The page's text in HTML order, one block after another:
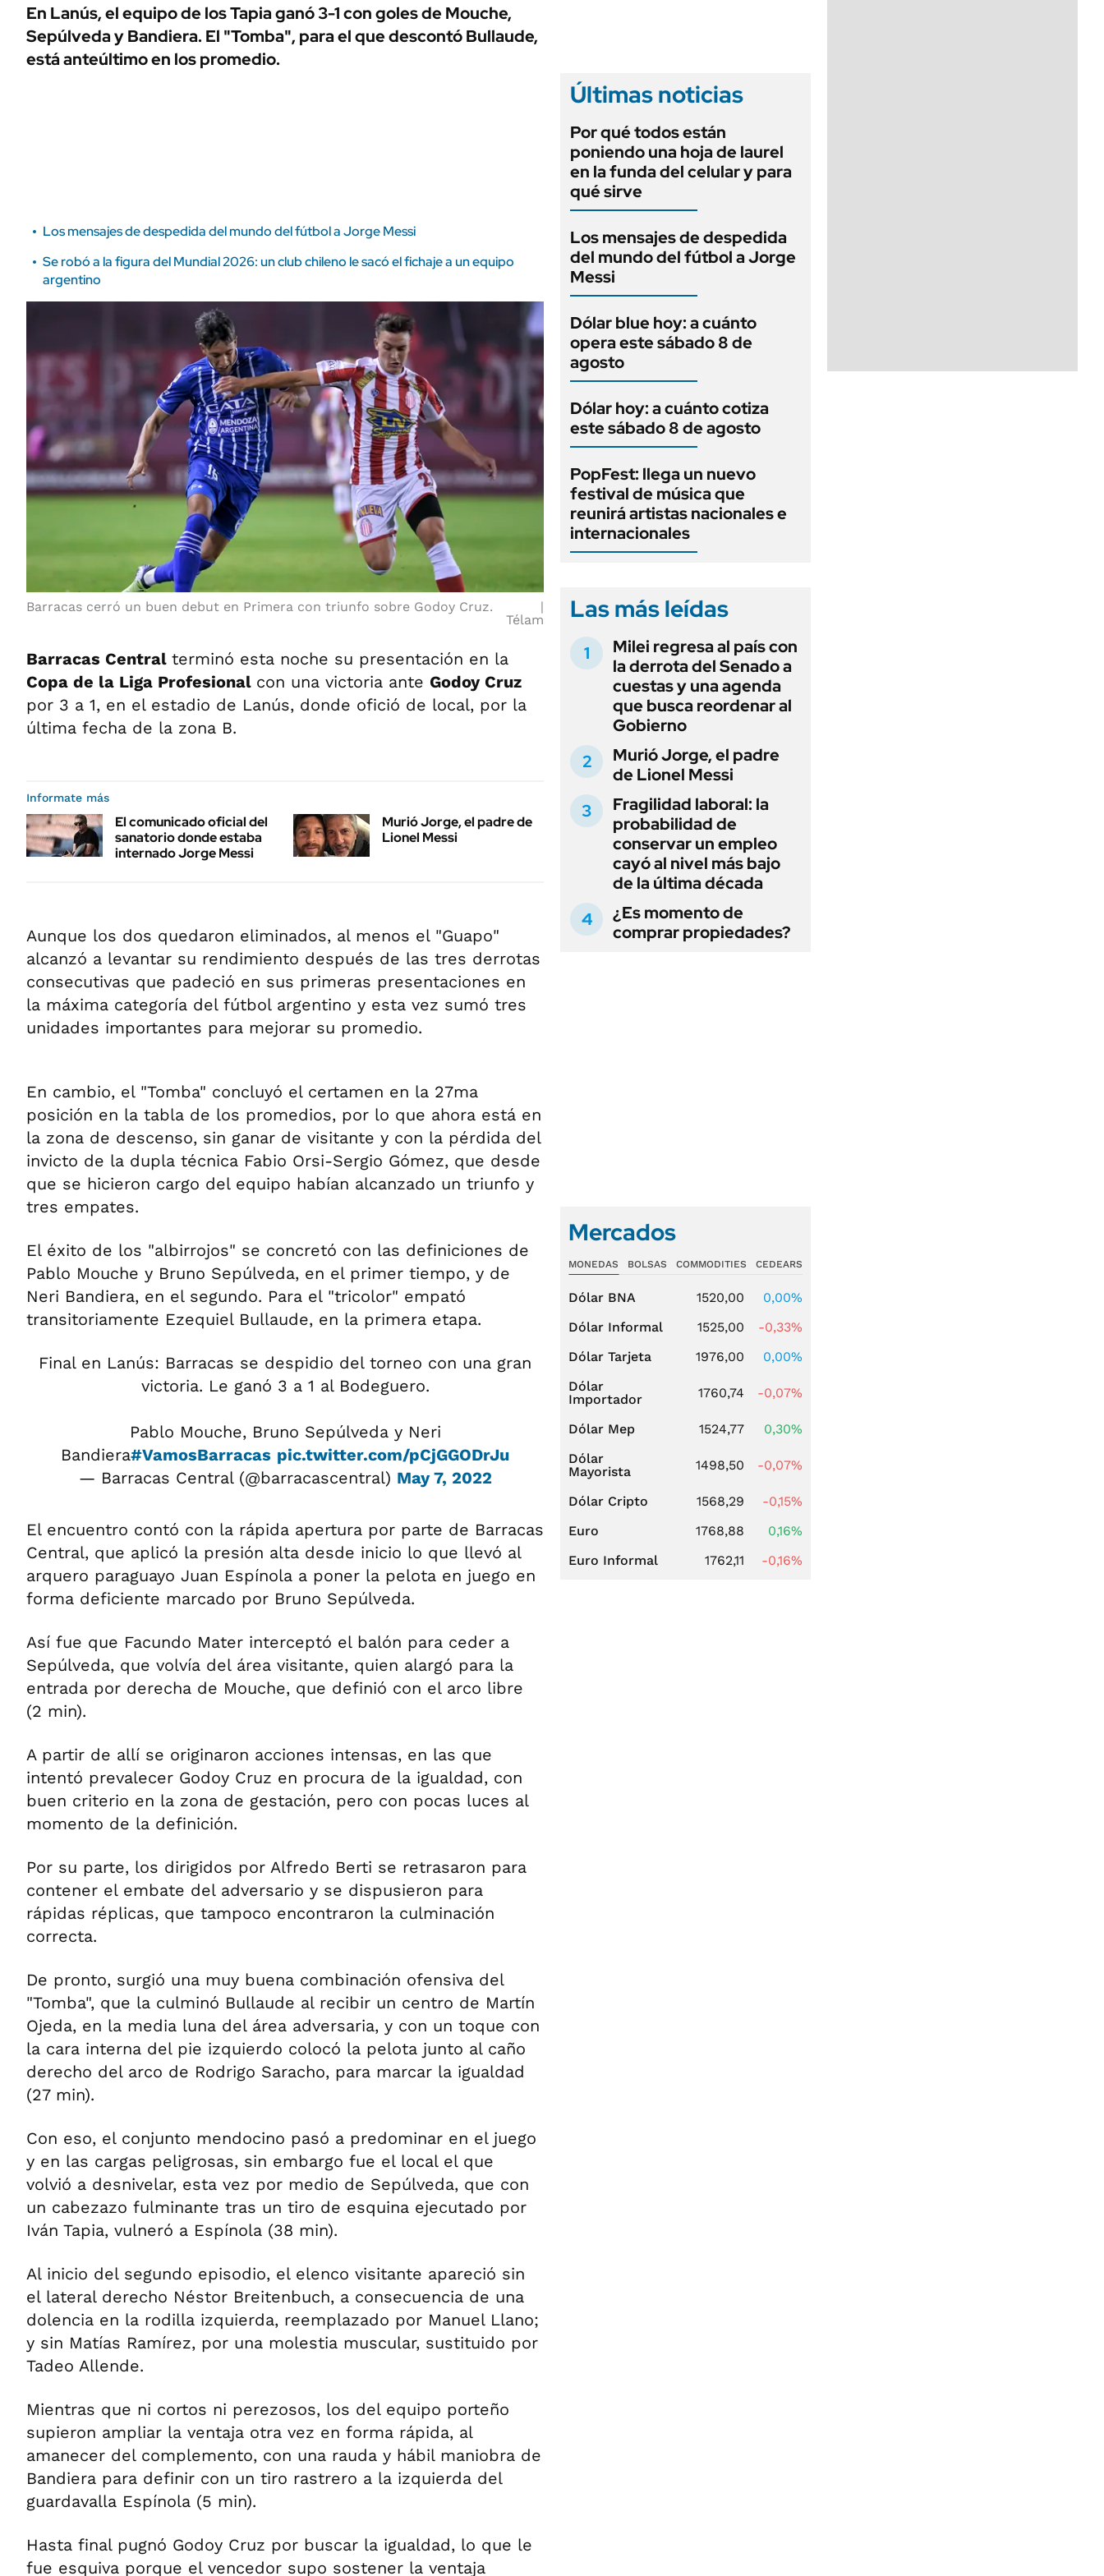
ÁMBITO DEBATE
MEDIAKIT AMBITO DEBATE
Municipios
URUGUAY
LIFESTYLE
AUTOS
En Lanús, el equipo de los Tapia ganó 3-1 con goles de Mouche,
Sepúlveda y Bandiera. El "Tomba", para el que descontó Bullaude,
está anteúltimo en los promedio.
Los mensajes de despedida del mundo del fútbol a Jorge Messi
Se robó a la figura del Mundial 2026: un club chileno le sacó el fichaje a un equipo
argentino
Barracas cerró un buen debut en Primera con triunfo sobre Godoy Cruz.
Télam
Barracas Central terminó esta noche su presentación en la
Copa de la Liga Profesional con una victoria ante Godoy Cruz
por 3 a 1, en el estadio de Lanús, donde ofició de local, por la
última fecha de la zona B.
Informate más
El comunicado oficial del
sanatorio donde estaba
internado Jorge Messi
Murió Jorge, el padre de
Lionel Messi
Aunque los dos quedaron eliminados, al menos el "Guapo"
alcanzó a levantar su rendimiento después de las tres derrotas
consecutivas que padeció en sus primeras presentaciones en
la máxima categoría del fútbol argentino y esta vez sumó tres
unidades importantes para mejorar su promedio.
En cambio, el "Tomba" concluyó el certamen en la 27ma
posición en la tabla de los promedios, por lo que ahora está en
la zona de descenso, sin ganar de visitante y con la pérdida del
invicto de la dupla técnica Fabio Orsi-Sergio Gómez, que desde
que se hicieron cargo del equipo habían alcanzado un triunfo y
tres empates.
El éxito de los "albirrojos" se concretó con las definiciones de
Pablo Mouche y Bruno Sepúlveda, en el primer tiempo, y de
Neri Bandiera, en el segundo. Para el "tricolor" empató
transitoriamente Ezequiel Bullaude, en la primera etapa.
Final en Lanús: Barracas se despidio del torneo con una gran
victoria. Le ganó 3 a 1 al Bodeguero.
Pablo Mouche, Bruno Sepúlveda y Neri
Bandiera#VamosBarracas pic.twitter.com/pCjGGODrJu
— Barracas Central (@barracascentral) May 7, 2022
El encuentro contó con la rápida apertura por parte de Barracas
Central, que aplicó la presión alta desde inicio lo que llevó al
arquero paraguayo Juan Espínola a poner la pelota en juego en
forma deficiente marcado por Bruno Sepúlveda.
Así fue que Facundo Mater interceptó el balón para ceder a
Sepúlveda, que volvía del área visitante, quien alargó para la
entrada por derecha de Mouche, que definió con el arco libre
(2 min).
A partir de allí se originaron acciones intensas, en las que
intentó prevalecer Godoy Cruz en procura de la igualdad, con
buen criterio en la zona de gestación, pero con pocas luces al
momento de la definición.
Por su parte, los dirigidos por Alfredo Berti se retrasaron para
contener el embate del adversario y se dispusieron para
rápidas réplicas, que tampoco encontraron la culminación
correcta.
De pronto, surgió una muy buena combinación ofensiva del
"Tomba", que la culminó Bullaude al recibir un centro de Martín
Ojeda, en la media luna del área adversaria, y con un toque con
la cara interna del pie izquierdo colocó la pelota junto al caño
derecho del arco de Rodrigo Saracho, para marcar la igualdad
(27 min).
Con eso, el conjunto mendocino pasó a predominar en el juego
y en las cargas peligrosas, sin embargo fue el local el que
volvió a desnivelar, esta vez por medio de Sepúlveda, que con
un cabezazo fulminante tras un tiro de esquina ejecutado por
Iván Tapia, vulneró a Espínola (38 min).
Al inicio del segundo episodio, el elenco visitante apareció sin
el lateral derecho Néstor Breitenbuch, a consecuencia de una
dolencia en la rodilla izquierda, reemplazado por Manuel Llano;
y sin Matías Ramírez, por una molestia muscular, sustituido por
Tadeo Allende.
Mientras que ni cortos ni perezosos, los del equipo porteño
supieron ampliar la ventaja otra vez en forma rápida, al
amanecer del complemento, con una rauda y hábil maniobra de
Bandiera para definir con un tiro rastrero a la izquierda del
guardavalla Espínola (5 min).
Hasta final pugnó Godoy Cruz por buscar la igualdad, lo que le
fue esquiva porque el vencedor supo sostener la ventaja
Últimas noticias
Por qué todos están
poniendo una hoja de laurel
en la funda del celular y para
qué sirve
Los mensajes de despedida
del mundo del fútbol a Jorge
Messi
Dólar blue hoy: a cuánto
opera este sábado 8 de
agosto
Dólar hoy: a cuánto cotiza
este sábado 8 de agosto
PopFest: llega un nuevo
festival de música que
reunirá artistas nacionales e
internacionales
Las más leídas
Milei regresa al país con
la derrota del Senado a
cuestas y una agenda
que busca reordenar al
Gobierno
Murió Jorge, el padre
de Lionel Messi
Fragilidad laboral: la
probabilidad de
conservar un empleo
cayó al nivel más bajo
de la última década
¿Es momento de
comprar propiedades?
Mercados
MONEDAS BOLSAS COMMODITIES CEDEARS
Dólar BNA 1520,00
0,00%
Dólar Informal
1525,00
-0,33%
Dólar Tarjeta
1976,00
0,00%
Dólar
Importador
1760,74 -0,07%
Dólar Mep 1524,77
0,30%
Dólar
Mayorista
1498,50 -0,07%
Dólar Cripto 1568,29
-0,15%
Euro
1768,88
0,16%
Euro Informal
1762,11 -0,16%